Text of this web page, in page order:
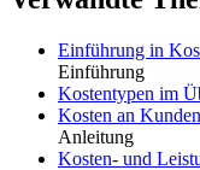
Einführung in
Einführung
Kostentypen im
Kosten an
Anleitung
Kosten- und